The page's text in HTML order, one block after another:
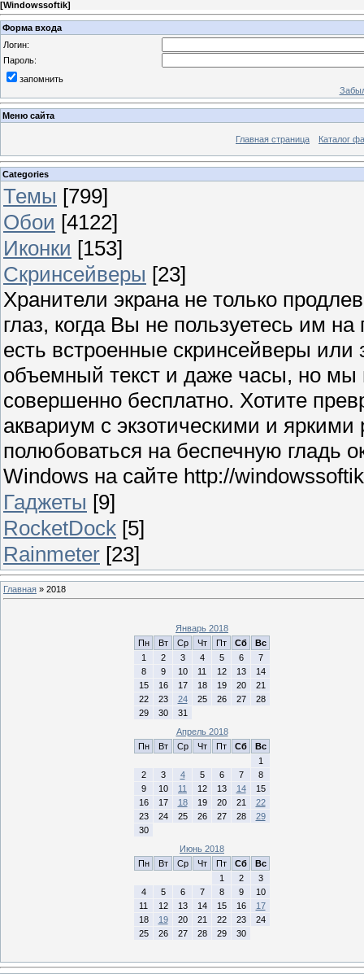
[Windowssoftik]
Форма входа
Логин:
Пароль:
запомнить
Меню сайта
Главная страница Каталог
Categories
Темы [799]
Обои [4122]
Иконки [153]
Скринсейверы [23]
Хранители экрана не только
глаз, когда Вы не пользуетесь им
есть встроенные скринсейверы или
объемный текст и даже часы, но мы
совершенно бесплатно. Хотите
аквариум с экзотическими и
полюбоваться на беспечную гладь
Windows на сайте http://
Гаджеты [9]
RocketDock [5]
Rainmeter [23]
Главная » 2018
Январь 2018
Пн
Вт Ср Чт Пт Сб
Вс
1
2 3 4 5 6
7
8
9 10 11 12 13
14
15
16 17 18 19 20
21
22
23 24 25 26 27
28
29
30
31
Апрель 2018
Пн
Вт Ср Чт Пт Сб
Вс
1
2
3 4 5 6 7
8
9
10 11 12 13 14
15
16
17 18 19 20 21
22
23
24 25 26 27 28
29
30
Июнь 2018
Пн
Вт Ср Чт Пт Сб
Вс
1
2
3
4
5 6 7 8 9
10
11
12 13 14 15 16
17
18
19 20 21 22 23
24
25
26 27 28 29 30